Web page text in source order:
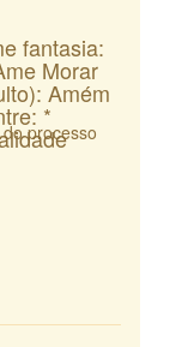
fantasia:
Morar
Amém
*
processo